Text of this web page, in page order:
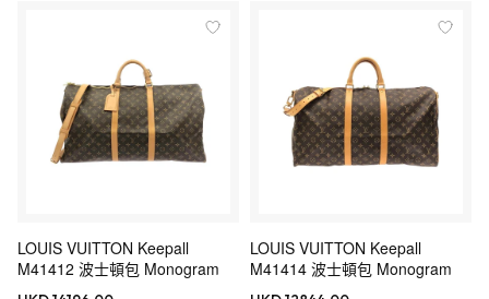
LOUIS VUITTON Keepall
M41412 波士頓包 Monogram
LOUIS VUITTON Keepall
M41414 波士頓包 Monogram